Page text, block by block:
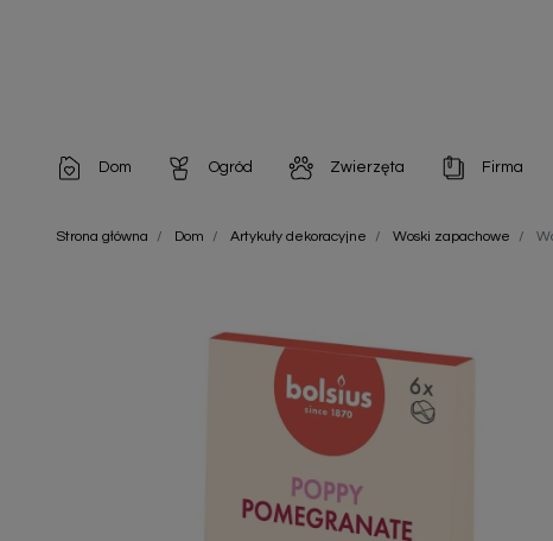
Dom
Artykuły dekoracyjne
Ogród
Chemia do architektury ogrodowej
Odstraszacze owadów
Odstraszacze zwierząt
Nawozy i preparaty
Zwierzęta
Szampony i odżywki
Chusteczki nawilżane
Zobacz wszystkie
Firma
Artykuły
Strona główna Dom Artykuły dekoracyjne Woski zapachowe